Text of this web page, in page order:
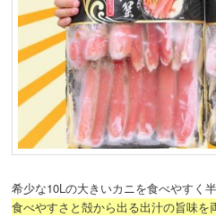
希少な10Lの大きいカニを食べやすく
食べやすさと殻から出る出汁の旨味を